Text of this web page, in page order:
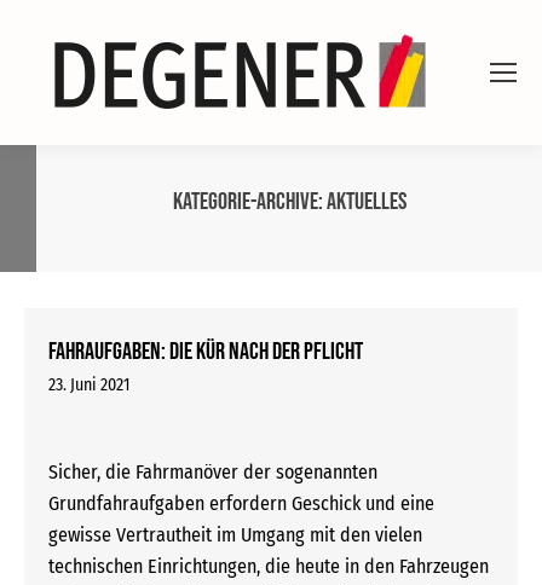
Kategorie-Archive:Aktuelles
Fahraufgaben: Die Kür nach der Pflicht
23. Juni 2021
Sicher, die Fahrmanöver der sogenannten
Grundfahraufgaben erfordern Geschick und eine
gewisse Vertrautheit im Umgang mit den vielen
technischen Einrichtungen, die heute in den Fahrzeugen